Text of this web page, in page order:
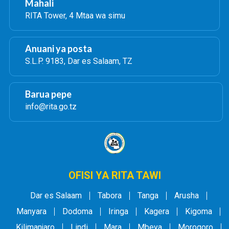
Mahali
RITA Tower, 4 Mtaa wa simu
Anuani ya posta
S.L.P. 9183, Dar es Salaam, TZ
Barua pepe
info@rita.go.tz
OFISI YA RITA TAWI
Dar es Salaam Tabora Tanga
Arusha
Manyara
Dodoma Iringa Kagera
Kigoma